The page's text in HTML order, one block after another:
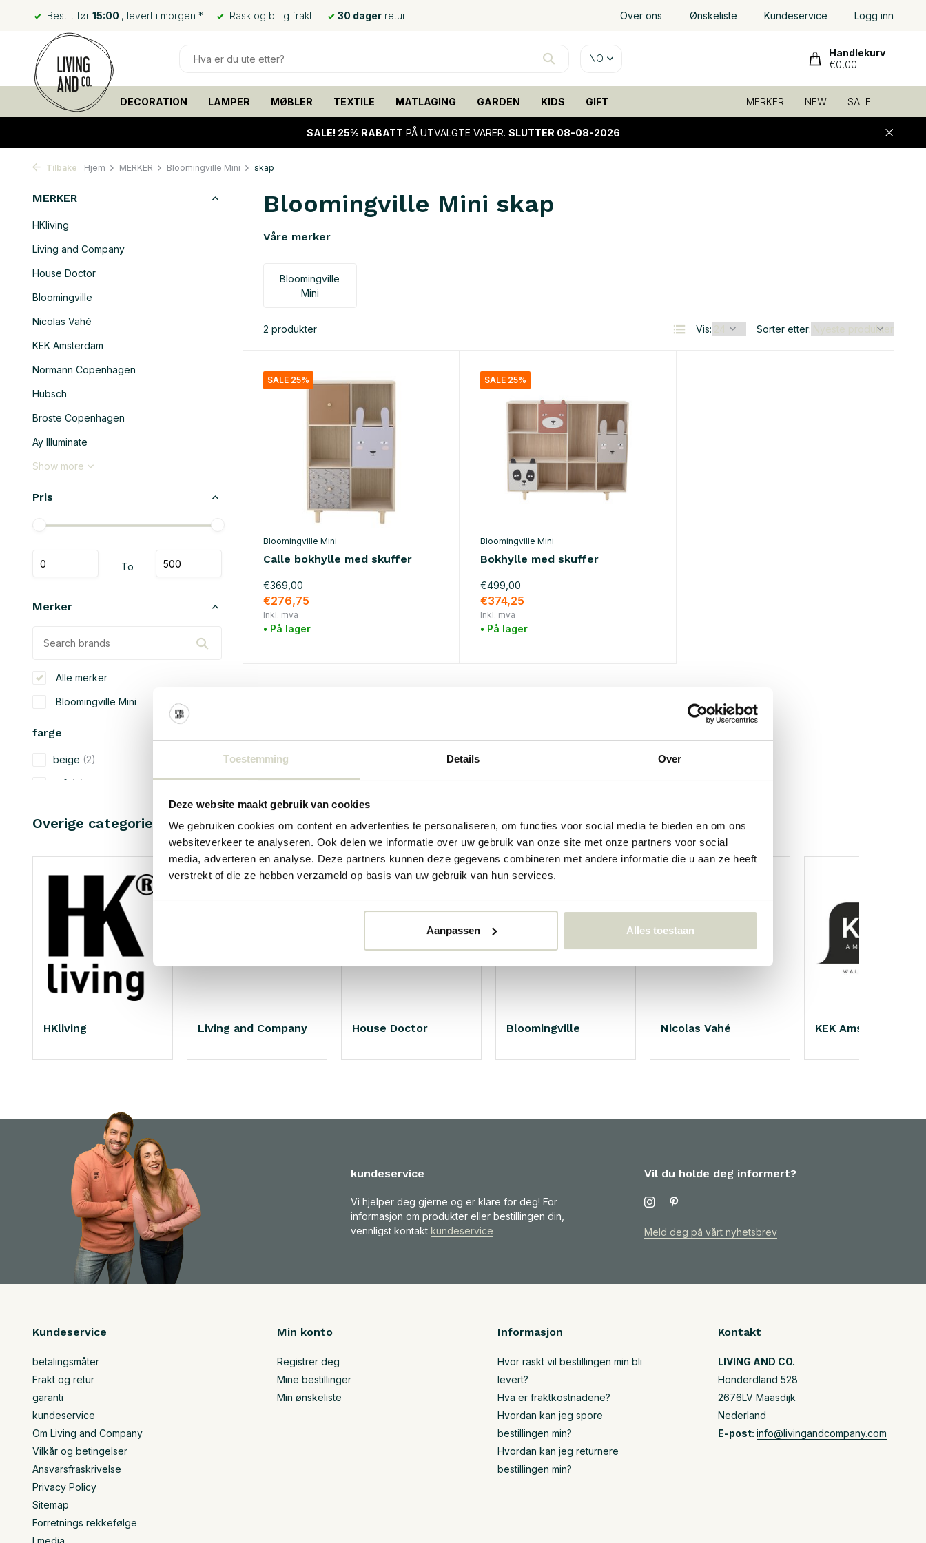
Toestemming Details Over
Deze website maakt gebruik van cookies
We gebruiken cookies om content en advertenties te personaliseren, om functies voor social media te bieden en om ons
websiteverkeer te analyseren. Ook delen we informatie over uw gebruik van onze site met onze partners voor social
media, adverteren en analyse. Deze partners kunnen deze gegevens combineren met andere informatie die u aan ze heeft
verstrekt of die ze hebben verzameld op basis van uw gebruik van hun services.
Aanpassen Alles toestaan
Bestilt før 15:00 , levert i morgen * Rask og billig frakt! 30 dager retur Over ons Ønskeliste Kundeservice Logg inn
NO
Handlekurv
€0,00
DECORATION LAMPER MØBLER TEXTILE MATLAGING GARDEN KIDS GIFT MERKER NEW SALE!
SALE! 25% RABATT PÅ UTVALGTE VARER. SLUTTER 08-08-2026
Tilbake Hjem MERKER Bloomingville Mini skap
MERKER
HKliving
Living and Company
House Doctor
Bloomingville
Nicolas Vahé
KEK Amsterdam
Normann Copenhagen
Hubsch
Broste Copenhagen
Ay Illuminate
Show more
Pris
To
Merker
Alle merker
Bloomingville Mini
farge
beige (2)
grå (2)
brun(2)
naturlig(2)
tre(2)
Bloomingville Mini skap
Våre merker
Bloomingville
Mini
2 produkter Vis: Sorter etter:
SALE 25%
Bloomingville Mini
Calle bokhylle med skuffer
€369,00
€276,75
Inkl. mva
• På lager
SALE 25%
Bloomingville Mini
Bokhylle med skuffer
€499,00
€374,25
Inkl. mva
• På lager
Overige categorieën in MERKER
HKliving Living and Company House Doctor Bloomingville Nicolas Vahé KEK Amsterdam
kundeservice
Vi hjelper deg gjerne og er klare for deg! For
informasjon om produkter eller bestillingen din,
vennligst kontakt kundeservice
Vil du holde deg informert?
Meld deg på vårt nyhetsbrev
Kundeservice
betalingsmåter
Frakt og retur
garanti
kundeservice
Om Living and Company
Vilkår og betingelser
Ansvarsfraskrivelse
Privacy Policy
Sitemap
Forretnings rekkefølge
I media
Min konto
Registrer deg
Mine bestillinger
Min ønskeliste
Informasjon
Hvor raskt vil bestillingen min bli
levert?
Hva er fraktkostnadene?
Hvordan kan jeg spore
bestillingen min?
Hvordan kan jeg returnere
bestillingen min?
Kontakt
LIVING AND CO.
Honderdland 528
2676LV Maasdijk
Nederland
E-post: info@livingandcompany.com